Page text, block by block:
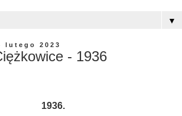
▼
lutego 2023
- 1936
1936.